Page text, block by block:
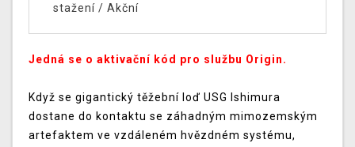
stažení / Akční
Jedná se o aktivační kód pro službu Origin.
Když se gigantický těžební loď USG Ishimura
dostane do kontaktu se záhadným mimozemským
artefaktem ve vzdáleném hvězdném systému,